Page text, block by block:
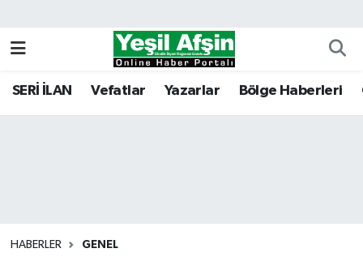
SERİ İLAN Vefatlar Yazarlar Bölge Haberleri
HABERLER GENEL
Kahramanmaraş Nöbetçi Eczaneler